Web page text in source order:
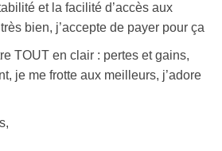
et la facilité d’accès aux
bien, j’accepte de payer pour ça
TOUT en clair : pertes et gains,
je me frotte aux meilleurs, j’adore